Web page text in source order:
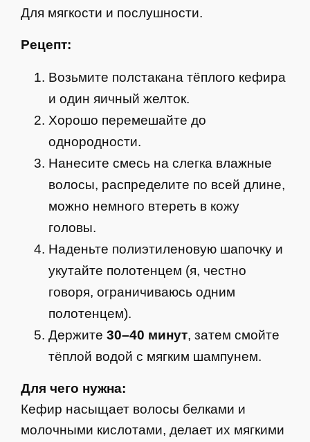
Для мягкости и послушности.
Рецепт:
Возьмите полстакана тёплого кефира
и один яичный желток.
Хорошо перемешайте до
однородности.
Нанесите смесь на слегка влажные
волосы, распределите по всей длине,
можно немного втереть в кожу
головы.
Наденьте полиэтиленовую шапочку и
укутайте полотенцем (я, честно
говоря, ограничиваюсь одним
полотенцем).
Держите30–40 минут, затем смойте
тёплой водой с мягким шампунем.
Для чего нужна:
Кефир насыщает волосы белками и
молочными кислотами, делает их мягкими